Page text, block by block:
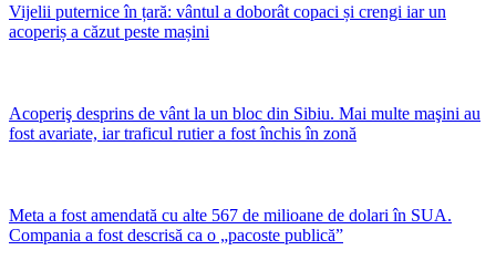
Vijelii puternice în țară: vântul a doborât copaci și crengi iar un
acoperiș a căzut peste mașini
Acoperiş desprins de vânt la un bloc din Sibiu. Mai multe maşini au
fost avariate, iar traficul rutier a fost închis în zonă
Meta a fost amendată cu alte 567 de milioane de dolari în SUA.
Compania a fost descrisă ca o „pacoste publică”